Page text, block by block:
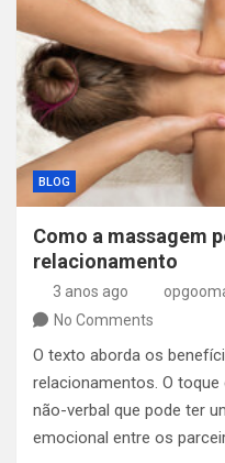
BLOG
Como a massagem
relacionamento
3 anos ago
No Comments
O texto aborda os
relacionamentos. O
não-verbal que pode ter
emocional entre os